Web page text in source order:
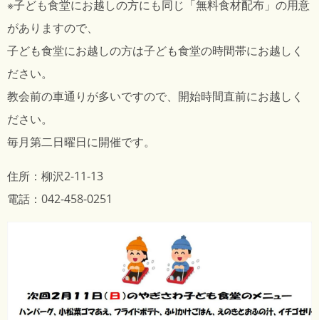
※子ども食堂にお越しの方にも同じ「無料食材配布」の用意
がありますので、
子ども食堂にお越しの方は子ども食堂の時間帯にお越しく
ださい。
教会前の車通りが多いですので、開始時間直前にお越しく
ださい。
毎月第二日曜日に開催です。
住所：柳沢2-11-13
電話：042-458-0251